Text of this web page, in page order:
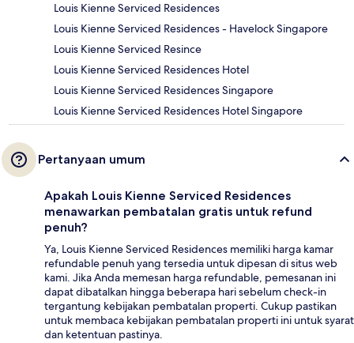
Louis Kienne Serviced Residences
Louis Kienne Serviced Residences - Havelock Singapore
Louis Kienne Serviced Resince
Louis Kienne Serviced Residences Hotel
Louis Kienne Serviced Residences Singapore
Louis Kienne Serviced Residences Hotel Singapore
Pertanyaan umum
Apakah Louis Kienne Serviced Residences
menawarkan pembatalan gratis untuk refund
penuh?
Ya, Louis Kienne Serviced Residences memiliki harga kamar
refundable penuh yang tersedia untuk dipesan di situs web
kami. Jika Anda memesan harga refundable, pemesanan ini
dapat dibatalkan hingga beberapa hari sebelum check-in
tergantung kebijakan pembatalan properti. Cukup pastikan
untuk membaca kebijakan pembatalan properti ini untuk syarat
dan ketentuan pastinya.